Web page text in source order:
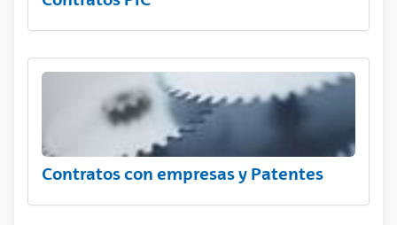
Contratos con empresas y Patentes